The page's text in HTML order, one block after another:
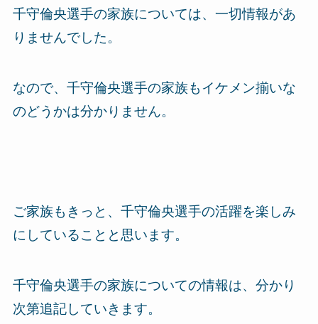
千守倫央選手の家族については、一切情報があ
りませんでした。
なので、千守倫央選手の家族もイケメン揃いな
のどうかは分かりません。
ご家族もきっと、千守倫央選手の活躍を楽しみ
にしていることと思います。
千守倫央選手の家族についての情報は、分かり
次第追記していきます。